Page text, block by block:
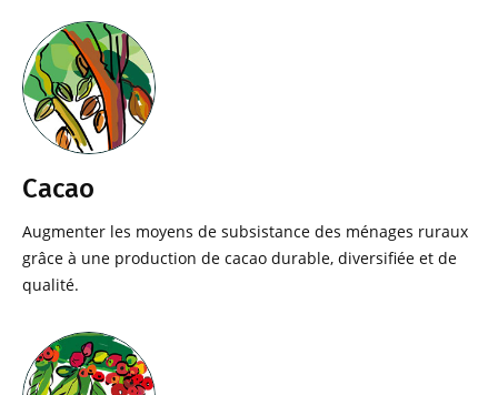
Cacao
Augmenter les moyens de subsistance des ménages ruraux
grâce à une production de cacao durable, diversifiée et de
qualité.